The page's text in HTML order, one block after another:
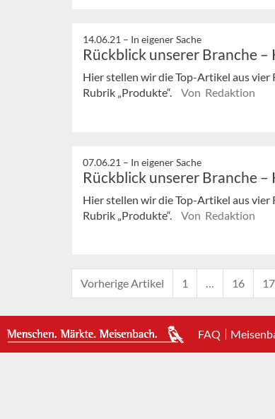
14.06.21 – In eigener Sache
Rückblick unserer Branche –
Hier stellen wir die Top-Artikel aus vier
Rubrik „Produkte“.
Von Redaktion
07.06.21 – In eigener Sache
Rückblick unserer Branche –
Hier stellen wir die Top-Artikel aus vier
Rubrik „Produkte“.
Von Redaktion
Vorherige Artikel 1 … 16 17
FAQ